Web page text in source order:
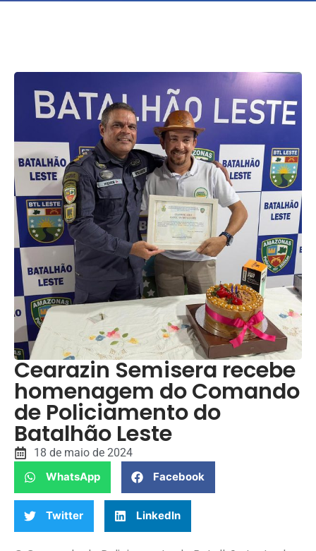
Cearazin Semisera recebe
homenagem do Comando
de Policiamento do
Batalhão Leste
18 de maio de 2024
WhatsApp
Facebook
Twitter LinkedIn